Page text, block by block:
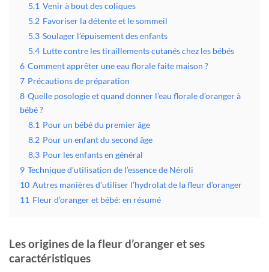
5.1 Venir à bout des coliques
5.2 Favoriser la détente et le sommeil
5.3 Soulager l’épuisement des enfants
5.4 Lutte contre les tiraillements cutanés chez les bébés
6 Comment apprêter une eau florale faite maison ?
7 Précautions de préparation
8 Quelle posologie et quand donner l’eau florale d’oranger à
bébé ?
8.1 Pour un bébé du premier âge
8.2 Pour un enfant du second âge
8.3 Pour les enfants en général
9 Technique d’utilisation de l’essence de Néroli
10 Autres manières d’utiliser l’hydrolat de la fleur d’oranger
11 Fleur d’oranger et bébé: en résumé
Les origines de la fleur d’oranger et ses
caractéristiques